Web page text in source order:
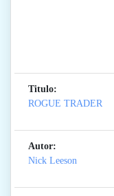
Titulo:
ROGUE TRADER
Autor:
Nick Leeson